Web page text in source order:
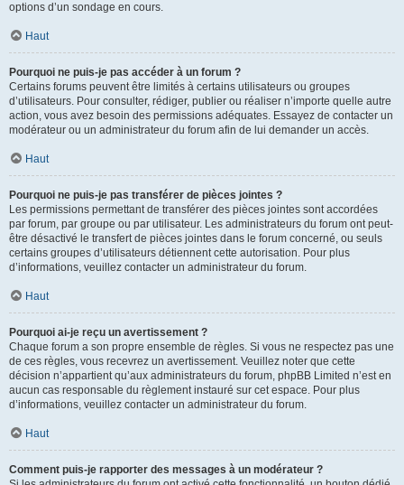
options d’un sondage en cours.
Haut
Pourquoi ne puis-je pas accéder à un forum ?
Certains forums peuvent être limités à certains utilisateurs ou groupes
d’utilisateurs. Pour consulter, rédiger, publier ou réaliser n’importe quelle autre
action, vous avez besoin des permissions adéquates. Essayez de contacter un
modérateur ou un administrateur du forum afin de lui demander un accès.
Haut
Pourquoi ne puis-je pas transférer de pièces jointes ?
Les permissions permettant de transférer des pièces jointes sont accordées
par forum, par groupe ou par utilisateur. Les administrateurs du forum ont peut-
être désactivé le transfert de pièces jointes dans le forum concerné, ou seuls
certains groupes d’utilisateurs détiennent cette autorisation. Pour plus
d’informations, veuillez contacter un administrateur du forum.
Haut
Pourquoi ai-je reçu un avertissement ?
Chaque forum a son propre ensemble de règles. Si vous ne respectez pas une
de ces règles, vous recevrez un avertissement. Veuillez noter que cette
décision n’appartient qu’aux administrateurs du forum, phpBB Limited n’est en
aucun cas responsable du règlement instauré sur cet espace. Pour plus
d’informations, veuillez contacter un administrateur du forum.
Haut
Comment puis-je rapporter des messages à un modérateur ?